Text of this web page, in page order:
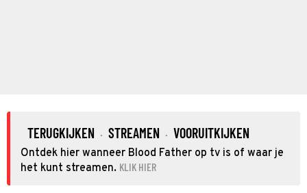
TERUGKIJKEN · STREAMEN · VOORUITKIJKEN
Ontdek hier wanneer Blood Father op tv is of waar je
het kunt streamen. KLIK HIER